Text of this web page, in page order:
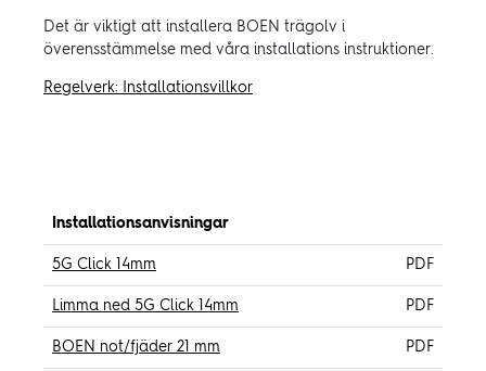
Det är viktigt att installera BOEN trägolv i
överensstämmelse med våra installations instruktioner.
Regelverk: Installationsvillkor
Installationsanvisningar
5G Click 14mm PDF
Limma ned 5G Click 14mm PDF
BOEN not/fjäder 21 mm PDF